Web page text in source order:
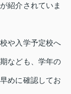
紹介されていま
や入学予定校へ
なども、学年の
めに確認してお